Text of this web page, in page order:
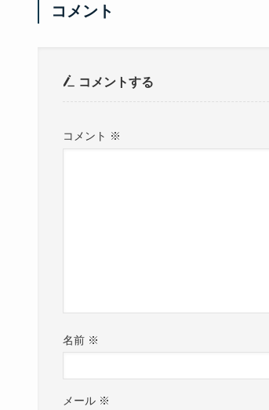
コメント
コメントする
コメント ※
名前 ※
メール ※